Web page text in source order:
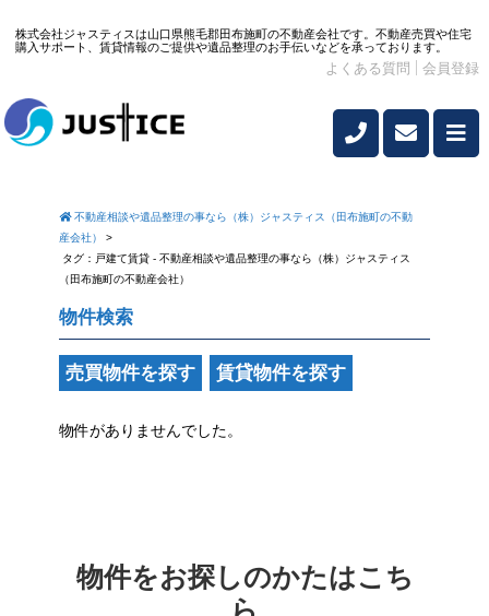
株式会社ジャスティスは山口県熊毛郡田布施町の不動産会社です。不動産売買や住宅
購入サポート、賃貸情報のご提供や遺品整理のお手伝いなどを承っております。
よくある質問 会員登録
不動産相談や遺品整理の事なら（株）ジャスティス（田布施町の不動
産会社）
>
タグ：戸建て賃貸 - 不動産相談や遺品整理の事なら（株）ジャスティス
（田布施町の不動産会社）
物件検索
売買物件を探す 賃貸物件を探す
物件がありませんでした。
物件をお探しのかたはこち
ら